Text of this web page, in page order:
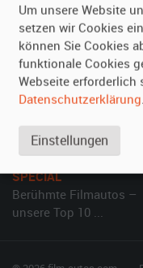
Vermieten
Oldtimer anmelden
Fotos senden
Inserat verwalten
SPECIAL
Berühmte Filmautos –
unsere Top 10 ...
Um unsere Website
setzen wir Cookies
können Sie Cookies
funktionale Cookies
Webseite erforderlich
Datenschutzerklärung.
Einstellungen